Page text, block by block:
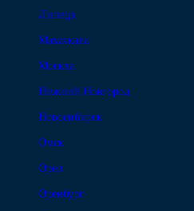
Липецк
Махачкала
Москва
Нижний Новгород
Новосибирск
Омск
Орел
Оренбург